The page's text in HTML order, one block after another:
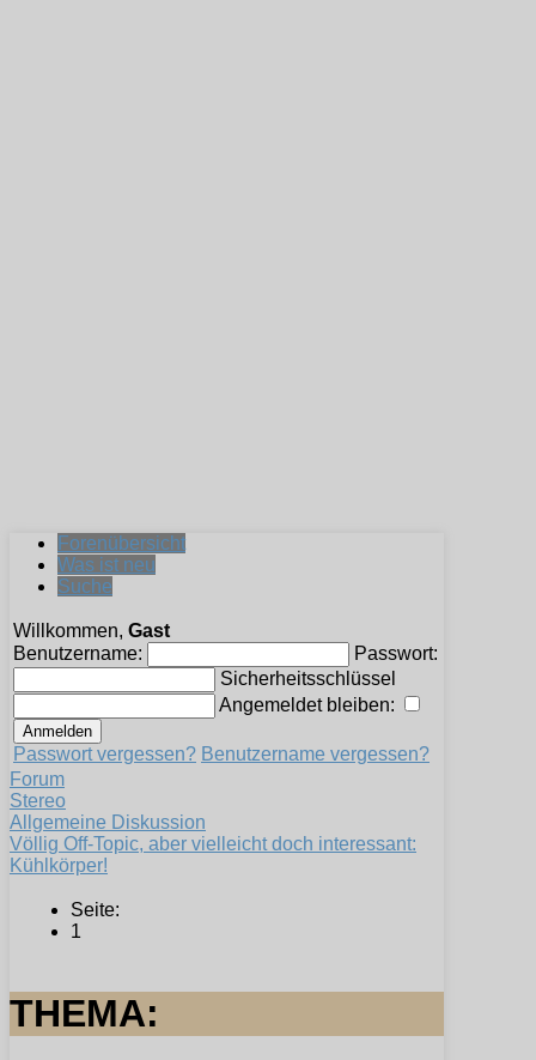
Forenübersicht
Was ist neu
Suche
Willkommen, Gast
Benutzername:
Passwort:
Sicherheitsschlüssel
Angemeldet bleiben:
Passwort vergessen? Benutzername vergessen?
Forum
Stereo
Allgemeine Diskussion
Völlig Off-Topic, aber vielleicht doch interessant:
Kühlkörper!
Seite:
1
THEMA: